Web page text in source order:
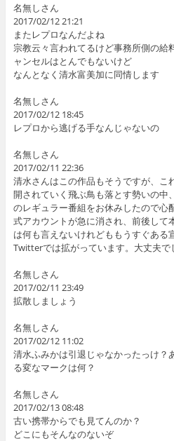
名無しさん
2017/02/12 21:21
またレプロなんだよね
宗教云々言われてるけど事務所側の給
ャンセルはとんでもないけど
なんとなく清水富美加に同情します
名無しさん
2017/02/12 18:45
レプロから逃げる手なんじゃないの
名無しさん
2017/02/11 22:36
清水さんはこの作品もそうですが、こ
開されていく飛ぶ鳥も落とす勢いの中
のレギュラー番組をお休みしたので
式アカウントが急に消され、前後して
は何も言えないけれどももうすぐある
Twitterでは拡がっています。大丈夫で
名無しさん
2017/02/11 23:49
拡散しましょう
名無しさん
2017/02/12 11:02
清水ふみかは引退じゃなかったっけ？
る変なマークは何？
名無しさん
2017/02/13 08:48
古い携帯からでも見てんのか？
どこにもそんなのないぞ